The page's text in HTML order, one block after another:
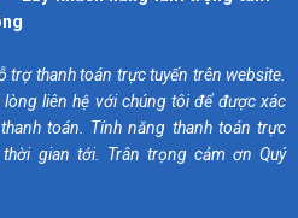
trợ thanh toán trực tuyến trên website.
lòng liên hệ với chúng tôi để được xác
toán. Tính năng thanh toán trực
gian tới. Trân trọng cảm ơn Quý